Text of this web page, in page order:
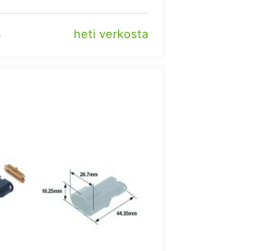
heti verkosta